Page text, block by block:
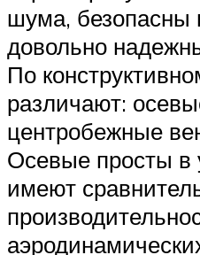
шума, безопасны
довольно
По
различают:
центробежные
Осевые просты в
имеют